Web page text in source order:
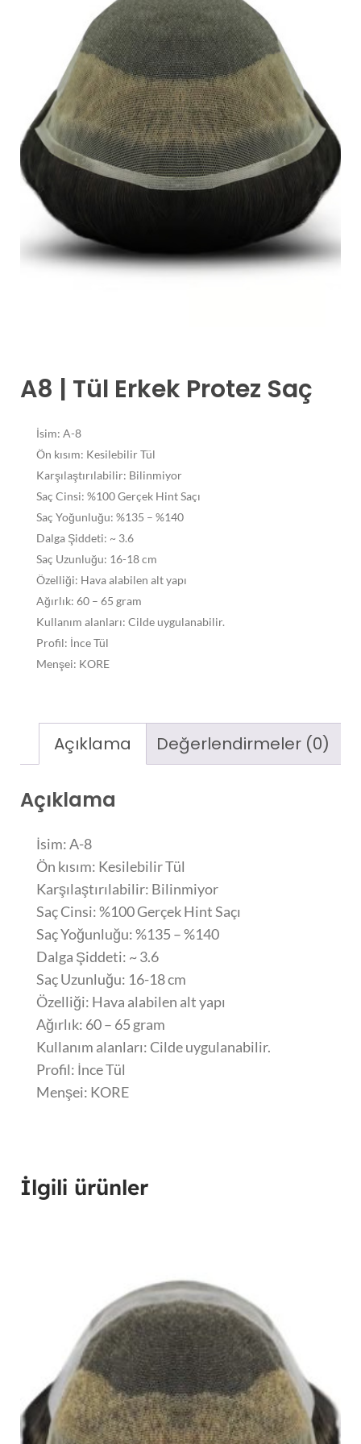
A8 | Tül Erkek Protez Saç
İsim: A-8
Ön kısım: Kesilebilir Tül
Karşılaştırılabilir: Bilinmiyor
Saç Cinsi: %100 Gerçek Hint Saçı
Saç Yoğunluğu: %135 – %140
Dalga Şiddeti: ~ 3.6
Saç Uzunluğu: 16-18 cm
Özelliği: Hava alabilen alt yapı
Ağırlık: 60 – 65 gram
Kullanım alanları: Cilde uygulanabilir.
Profil: İnce Tül
Menşei: KORE
Açıklama Değerlendirmeler (0)
Açıklama
İsim: A-8
Ön kısım: Kesilebilir Tül
Karşılaştırılabilir: Bilinmiyor
Saç Cinsi: %100 Gerçek Hint Saçı
Saç Yoğunluğu: %135 – %140
Dalga Şiddeti: ~ 3.6
Saç Uzunluğu: 16-18 cm
Özelliği: Hava alabilen alt yapı
Ağırlık: 60 – 65 gram
Kullanım alanları: Cilde uygulanabilir.
Profil: İnce Tül
Menşei: KORE
İlgili ürünler